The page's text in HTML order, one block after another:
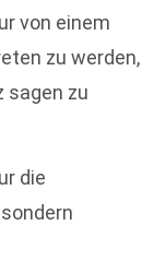
von einem
zu werden,
sagen zu
die